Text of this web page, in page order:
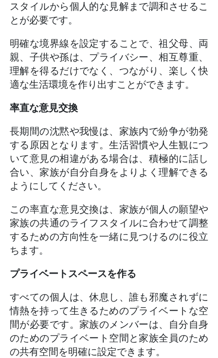
スタイルから個人的な見解まで調和させるこ
とが必要です。
明確な境界線を設定することで、祖父母、両
親、子供や孫は、プライバシー、相互尊重、
理解を得るだけでなく、つながり、楽しく快
適な生活環境を作り出すことができます。
率直な意見交換
長期間の沈黙や我慢は、家族内で紛争が勃発
する原因となります。生活習慣や人生観につ
いて意見の相違がある場合は、積極的に話し
合い、家族が自分自身をよりよく理解できる
ようにしてください。
この率直な意見交換は、家族が個人の願望や
家族の共通のライフスタイルに合わせて調整
するための方向性を一緒に見つけるのに役立
ちます。
プライベートスペースを作る
すべての個人は、休息し、誰も邪魔されずに
情熱を持って生きるためのプライベートな空
間が必要です。家族のメンバーは、自分自身
のためのプライベート空間と家族全員のため
の共有空間を明確に設定できます。